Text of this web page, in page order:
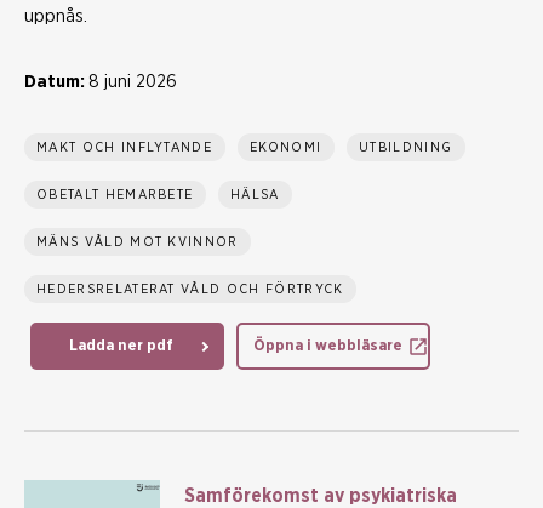
uppnås.
Datum: 8 juni 2026
MAKT OCH INFLYTANDE EKONOMI UTBILDNING
OBETALT HEMARBETE HÄLSA
MÄNS VÅLD MOT KVINNOR
HEDERSRELATERAT VÅLD OCH FÖRTRYCK
Ladda ner pdf Öppna i webbläsare
Samförekomst av psykiatriska